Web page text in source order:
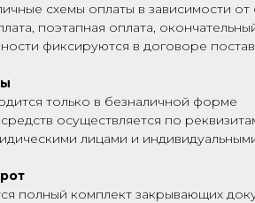
схемы оплаты в зависимости от
поэтапная оплата,
фиксируются в договоре
только в безналичной форме
осуществляется по
лицами и
полный комплект закрывающих